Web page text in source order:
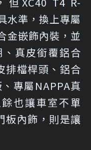
水準，換上專屬
金嵌飾內裝，並
真皮銜覆鋁合
排檔桿頭、鋁合
專屬NAPPA真
也讓車室不單
板內飾，則是讓